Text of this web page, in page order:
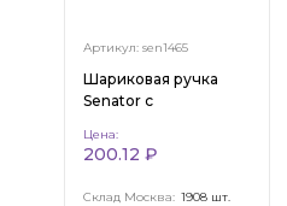
Артикул: sen1465
Шариковая ручка
Senator с
механизмом "Skeye
Matt Bio"
Цена:
200.12 ₽
Склад Москва: 1908 шт.